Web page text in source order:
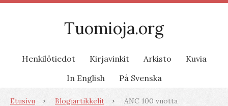
Tuomioja.org
Henkilötiedot Kirjavinkit Arkisto
Kuvia
In English
På Svenska
Etusivu Blogiartikkelit ANC 100 vuotta